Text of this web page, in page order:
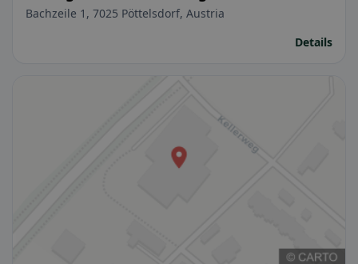
Bachzeile 1, 7025 Pöttelsdorf, Austria
Details